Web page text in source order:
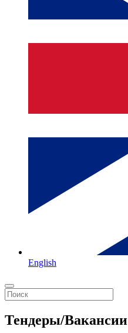
English
Тендеры/Вакансии